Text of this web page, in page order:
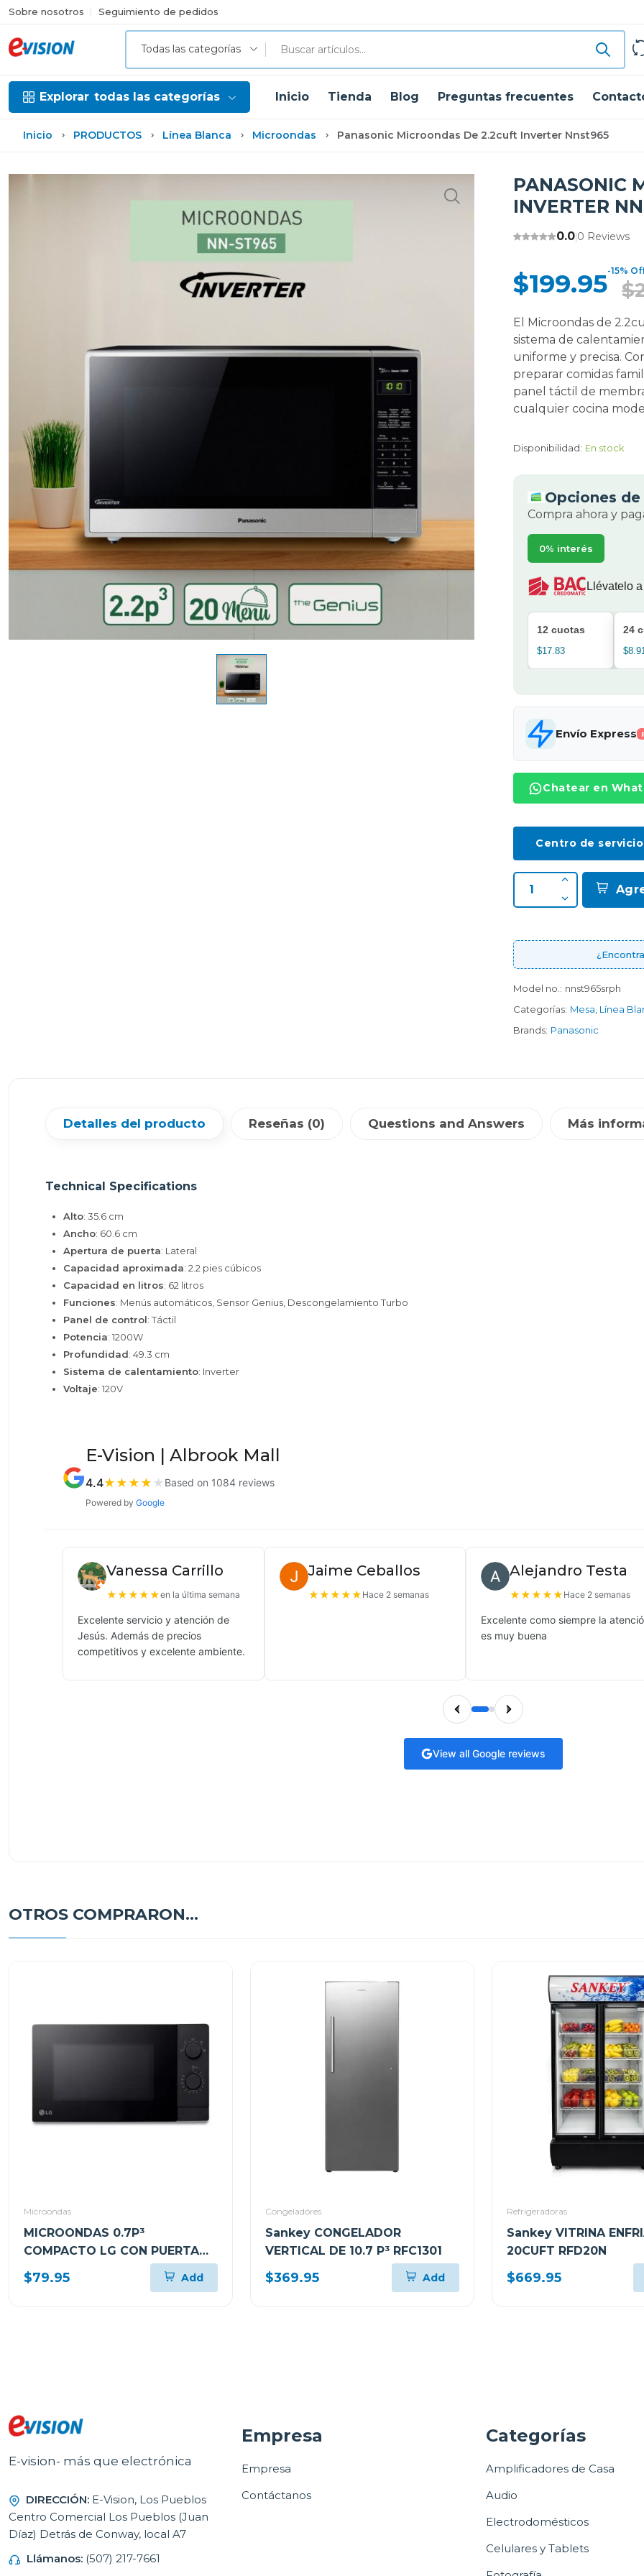
Sobre nosotros Seguimiento de pedidos
Todas las categorías
Explorar todas las categorías Inicio Tienda Blog Preguntas frecuentes
Inicio PRODUCTOS Línea Blanca Microondas Panasonic Microondas De 2.2cuft Inverter Nnst965
PANASONIC
INVERTER
0.0|0 Reviews
$199.95-15%
El Microondas de
sistema de
uniforme y precisa.
preparar comidas
panel táctil de
cualquier cocina
Disponibilidad: En stock
Opciones
Compra ahora y
0% interés
Llévatelo
12 cuotas
$17.83
24
Envío Express
Chatear en
Centro de servicio
Model no.: nnst965srph
Categorías: Mesa Línea
Brands: Panasonic
Detalles del producto Reseñas (0) Questions and Answers Más
Technical Specifications
Alto: 35.6 cm
Ancho: 60.6 cm
Apertura de puerta: Lateral
Capacidad aproximada: 2.2 pies cúbicos
Capacidad en litros: 62 litros
Funciones: Menús automáticos, Sensor Genius, Descongelamiento Turbo
Panel de control: Táctil
Potencia: 1200W
Profundidad: 49.3 cm
Sistema de calentamiento: Inverter
Voltaje: 120V
E-Vision | Albrook Mall
4.4★ ★ ★ ★ ★ Based on 1084 reviews
Powered by Google
Vanessa Carrillo
★★★★★en la última semana
Excelente servicio y atención de
Jesús. Además de precios
competitivos y excelente ambiente.
Jaime Ceballos
★★★★★ Hace 2 semanas
Alejandro Testa
★★★★★ Hace 2 semanas
Excelente como siempre la
es muy buena
View all Google reviews
OTROS COMPRARON...
Microondas
MICROONDAS 0.7P³
COMPACTO LG CON PUERTA
DE CRISTAL MS2082
$79.95 Add
Congeladores
Sankey CONGELADOR
VERTICAL DE 10.7 P³ RFC1301
$369.95 Add
Refrigeradoras
Sankey VITRINA
20CUFT RFD20N
$669.95
E-vision- más que electrónica
DIRECCIÓN: E-Vision, Los Pueblos
Centro Comercial Los Pueblos (Juan
Díaz) Detrás de Conway, local A7
Llámanos: (507) 217-7661
Empresa
Empresa
Contáctanos
Categorías
Amplificadores de Casa
Audio
Electrodomésticos
Celulares y Tablets